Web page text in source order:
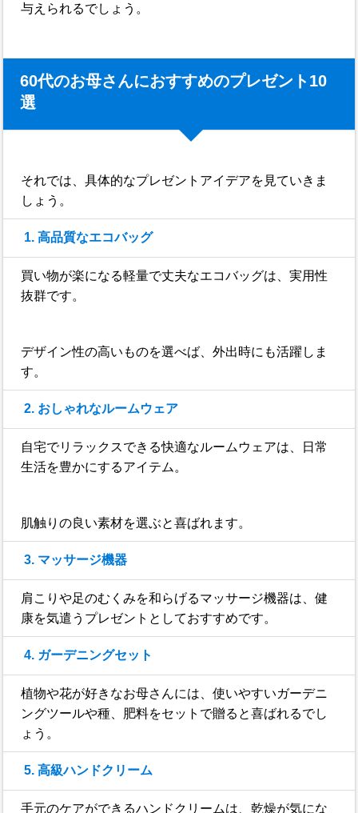
与えられるでしょう。
60代のお母さんにおすすめのプレゼント10
選
それでは、具体的なプレゼントアイデアを見ていきま
しょう。
1. 高品質なエコバッグ
買い物が楽になる軽量で丈夫なエコバッグは、実用性
抜群です。
デザイン性の高いものを選べば、外出時にも活躍しま
す。
2. おしゃれなルームウェア
自宅でリラックスできる快適なルームウェアは、日常
生活を豊かにするアイテム。
肌触りの良い素材を選ぶと喜ばれます。
3. マッサージ機器
肩こりや足のむくみを和らげるマッサージ機器は、健
康を気遣うプレゼントとしておすすめです。
4. ガーデニングセット
植物や花が好きなお母さんには、使いやすいガーデニ
ングツールや種、肥料をセットで贈ると喜ばれるでし
ょう。
5. 高級ハンドクリーム
手元のケアができるハンドクリームは、乾燥が気にな